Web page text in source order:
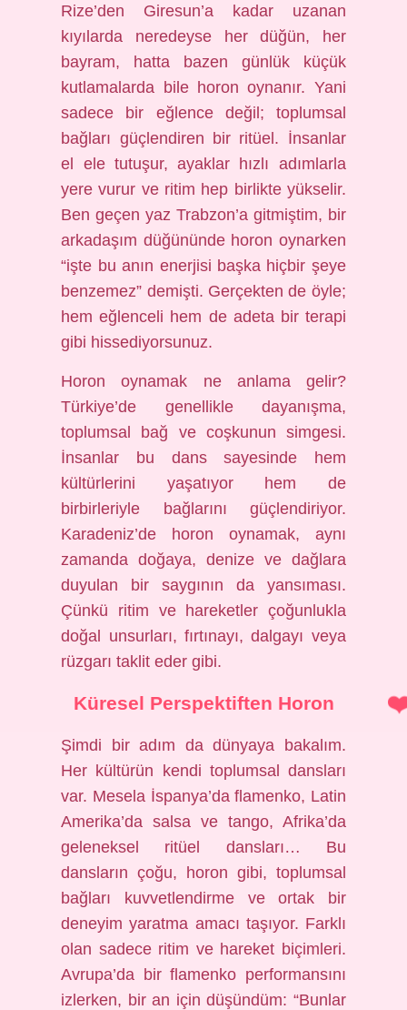
Rize’den Giresun’a kadar uzanan
kıyılarda neredeyse her düğün, her
bayram, hatta bazen günlük küçük
kutlamalarda bile horon oynanır. Yani
sadece bir eğlence değil; toplumsal
bağları güçlendiren bir ritüel. İnsanlar
el ele tutuşur, ayaklar hızlı adımlarla
yere vurur ve ritim hep birlikte yükselir.
Ben geçen yaz Trabzon’a gitmiştim, bir
arkadaşım düğününde horon oynarken
“işte bu anın enerjisi başka hiçbir şeye
benzemez” demişti. Gerçekten de öyle;
hem eğlenceli hem de adeta bir terapi
gibi hissediyorsunuz.
Horon oynamak ne anlama gelir?
Türkiye’de genellikle dayanışma,
toplumsal bağ ve coşkunun simgesi.
İnsanlar bu dans sayesinde hem
kültürlerini yaşatıyor hem de
birbirleriyle bağlarını güçlendiriyor.
Karadeniz’de horon oynamak, aynı
zamanda doğaya, denize ve dağlara
duyulan bir saygının da yansıması.
Çünkü ritim ve hareketler çoğunlukla
doğal unsurları, fırtınayı, dalgayı veya
rüzgarı taklit eder gibi.
Küresel Perspektiften Horon
Şimdi bir adım da dünyaya bakalım.
Her kültürün kendi toplumsal dansları
var. Mesela İspanya’da flamenko, Latin
Amerika’da salsa ve tango, Afrika’da
geleneksel ritüel dansları… Bu
dansların çoğu, horon gibi, toplumsal
bağları kuvvetlendirme ve ortak bir
deneyim yaratma amacı taşıyor. Farklı
olan sadece ritim ve hareket biçimleri.
Avrupa’da bir flamenko performansını
izlerken, bir an için düşündüm: “Bunlar